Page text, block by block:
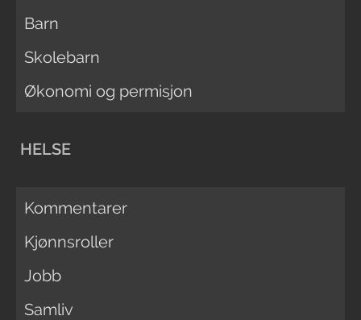
Barn
Skolebarn
Økonomi og permisjon
HELSE
Kommentarer
Kjønnsroller
Jobb
Samliv